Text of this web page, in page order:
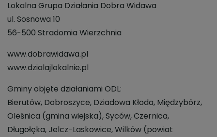
Lokalna Grupa Działania Dobra Widawa
ul. Sosnowa 10
56-500 Stradomia Wierzchnia
www.dobrawidawa.pl
www.dzialajlokalnie.pl
Gminy objęte działaniami ODL:
Bierutów, Dobroszyce, Dziadowa Kłoda, Międzybórz,
Oleśnica (gmina wiejska), Syców, Czernica,
Długołęka, Jelcz-Laskowice, Wilków (powiat